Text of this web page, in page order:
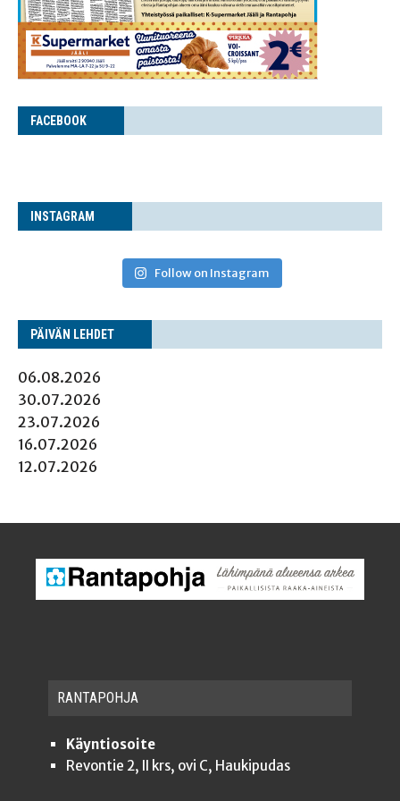
FACE­BOOK
INS­TA­GRAM
Follow on Instagram
PÄI­VÄN LEHDET
06.08.2026
30.07.2026
23.07.2026
16.07.2026
12.07.2026
RAN­TA­POH­JA
Käyntiosoite
Revontie 2, II krs, ovi C, Haukipudas